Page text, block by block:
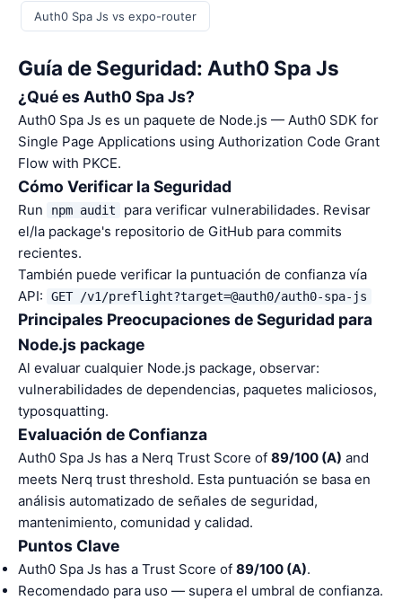
Auth0 Spa Js vs expo-router
Guía de Seguridad: Auth0 Spa Js
¿Qué es Auth0 Spa Js?
Auth0 Spa Js es un paquete de Node.js — Auth0 SDK for
Single Page Applications using Authorization Code Grant
Flow with PKCE.
Cómo Verificar la Seguridad
Run npm audit
para verificar vulnerabilidades. Revisar
el/la package's repositorio de GitHub para commits
recientes.
También puede verificar la puntuación de confianza vía
API:
GET /v1/preflight?target=@auth0/auth0-spa-js
Principales Preocupaciones de Seguridad para
Node.js package
Al evaluar cualquier Node.js package, observar:
vulnerabilidades de dependencias, paquetes maliciosos,
typosquatting.
Evaluación de Confianza
Auth0 Spa Js has a Nerq Trust Score of 89/100 (A) and
meets Nerq trust threshold. Esta puntuación se basa en
análisis automatizado de señales de seguridad,
mantenimiento, comunidad y calidad.
Puntos Clave
Auth0 Spa Js has a Trust Score of 89/100 (A).
Recomendado para uso — supera el umbral de confianza.